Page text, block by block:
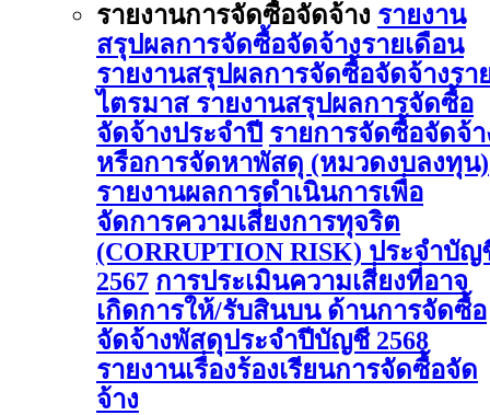
รายงานการจัดซื้อจัดจ้าง รายงาน
สรุปผลการจัดซื้อจัดจ้างรายเดือน
รายงานสรุปผลการจัดซื้อจัดจ้างรา
ไตรมาส รายงานสรุปผลการจัดซื้อ
จัดจ้างประจำปี รายการจัดซื้อจัดจ้า
หรือการจัดหาพัสดุ (หมวดงบลงทุน)
รายงานผลการดําเนินการเพื่อ
จัดการความเสี่ยงการทุจริต
(CORRUPTION RISK) ประจําบัญ
2567 การประเมินความเสี่ยงที่อาจ
เกิดการให้/รับสินบน ด้านการจัดซื้อ
จัดจ้างพัสดุประจําปีบัญชี 2568
รายงานเรื่องร้องเรียนการจัดซื้อจัด
จ้าง